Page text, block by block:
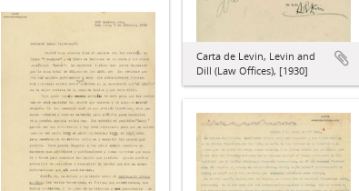
Carta de Levin, Levin and
Dill (Law Offices), [1930]